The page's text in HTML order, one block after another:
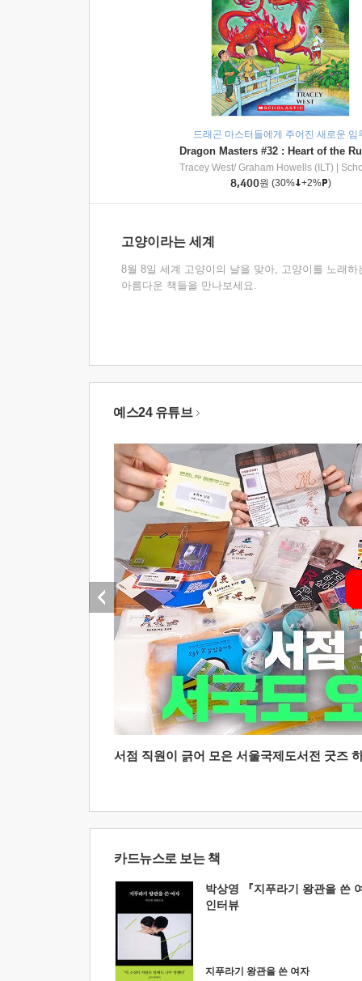
드래곤 마스터들에게 주어진 새로운 임
Tracey West/ Graham Howells (ILT)
8,400원 (30% +2% )
고양이라는 세계
8월 8일 세계 고양이의 날을 맞아, 고양이를 노래하
아름다운 책들을 만나보세요.
예스24 유튜브
서점 직원이 긁어 모은 서울국제도서전 굿즈
카드뉴스로 보는 책
박상영 『지푸라기 왕관을 쓴
인터뷰
지푸라기 왕관을 쓴 여자